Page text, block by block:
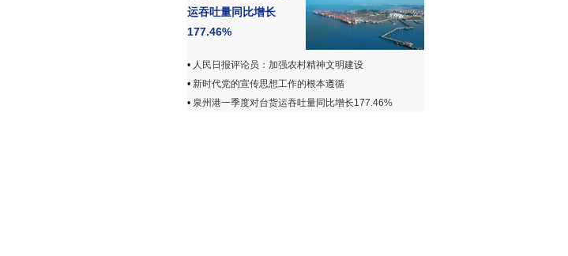
运吞吐量同比增长
177.46%
• 人民日报评论员：加强农村精神文明建设
• 新时代党的宣传思想工作的根本遵循
• 泉州港一季度对台货运吞吐量同比增长177.46%